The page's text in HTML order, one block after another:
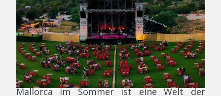
Mallorca im Sommer ist eine Welt der